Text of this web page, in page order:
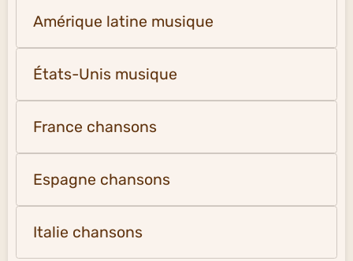
Amérique latine musique
États-Unis musique
France chansons
Espagne chansons
Italie chansons